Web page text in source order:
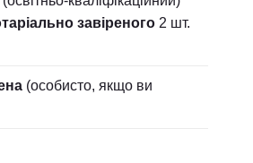
завіреного2 шт.
(особисто, якщо ви